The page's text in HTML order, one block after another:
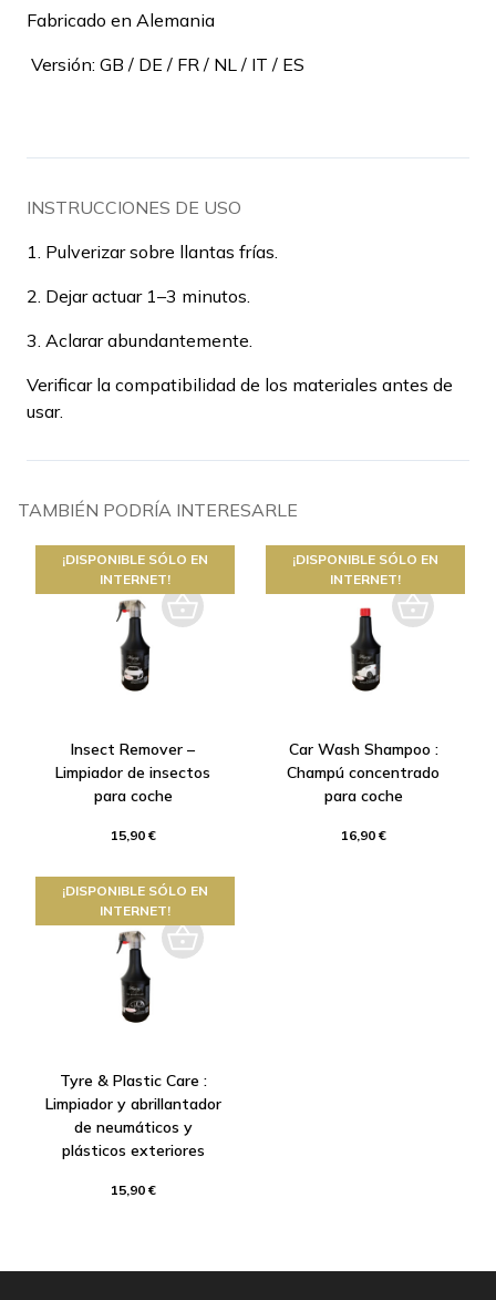
Fabricado en Alemania
Versión: GB / DE / FR / NL / IT / ES
INSTRUCCIONES DE USO
1. Pulverizar sobre llantas frías.
2. Dejar actuar 1–3 minutos.
3. Aclarar abundantemente.
Verificar la compatibilidad de los materiales antes de
usar.
TAMBIÉN PODRÍA INTERESARLE
Insect Remover –
Limpiador de insectos
para coche
15,90 €
¡DISPONIBLE SÓLO EN
INTERNET!
Car Wash Shampoo :
Champú concentrado
para coche
16,90 €
¡DISPONIBLE SÓLO EN
INTERNET!
Tyre & Plastic Care :
Limpiador y abrillantador
de neumáticos y
plásticos exteriores
15,90 €
¡DISPONIBLE SÓLO EN
INTERNET!